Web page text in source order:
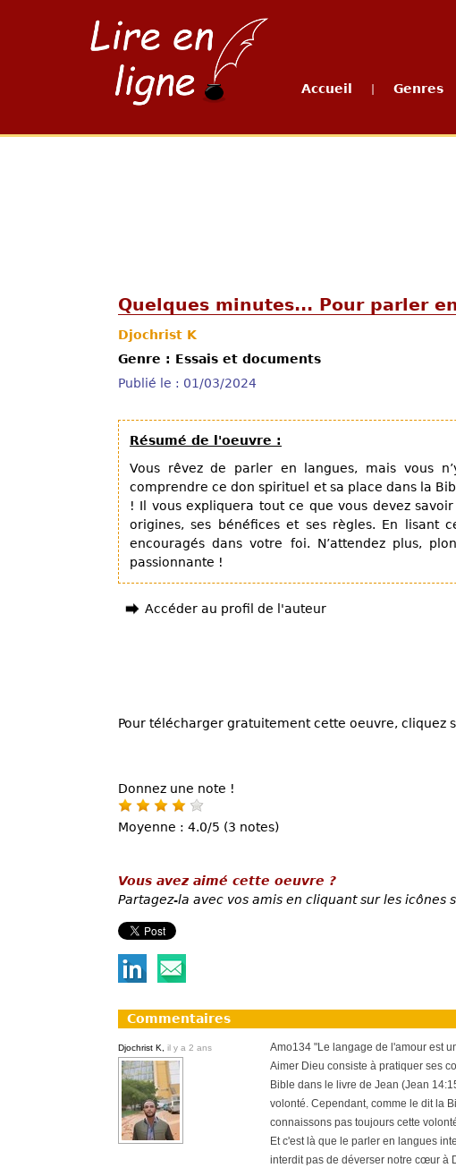
Accueil Genres
Quelques minutes... Pour parler
Djochrist K
Genre : Essais et documents
Publié le : 01/03/2024
Résumé de l'oeuvre :
Vous rêvez de parler en langues, mais vous
comprendre ce don spirituel et sa place dans la
! Il vous expliquera tout ce que vous devez
origines, ses bénéfices et ses règles. En lisant
encouragés dans votre foi. N’attendez plus,
passionnante !
Accéder au profil de l'auteur
Pour télécharger gratuitement cette oeuvre, cliquez
Donnez une note !
Moyenne : 4.0/5 (3 notes)
Vous avez aimé cette oeuvre ?
Partagez-la avec vos amis en cliquant sur les icônes
Commentaires
Djochrist K, il y a 2 ans
Amo134 "Le langage de l'amour est
Aimer Dieu consiste à pratiquer ses
Bible dans le livre de Jean (Jean
volonté. Cependant, comme le dit la
connaissons pas toujours cette
Et c'est là que le parler en langues
interdit pas de déverser notre cœur à